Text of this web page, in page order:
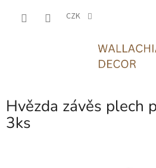
CZK
Hvězda závěs plech
3ks